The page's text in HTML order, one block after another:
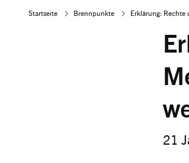
Pfadnavigation
Startseite Brennpunkte Erklärung: Rechte
21